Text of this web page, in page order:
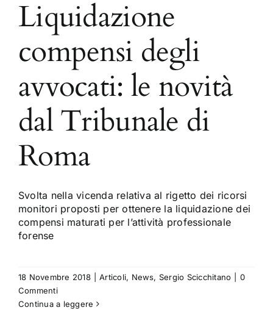
Liquidazione
compensi degli
avvocati: le novità
dal Tribunale di
Roma
Svolta nella vicenda relativa al rigetto dei ricorsi
monitori proposti per ottenere la liquidazione dei
compensi maturati per l’attività professionale
forense
18 Novembre 2018 Articoli, News, Sergio Scicchitano
0
Commenti
Continua a leggere